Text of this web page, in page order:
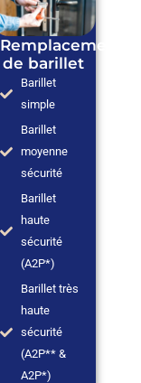
Remplacement
de barillet
Barillet
simple
Barillet
moyenne
sécurité
Barillet
haute
sécurité
(A2P*)
Barillet très
haute
sécurité
(A2P** &
A2P*)